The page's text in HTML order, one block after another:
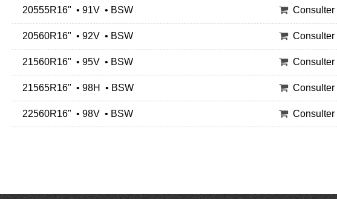
20555R16" • 91V • BSW Consulter
20560R16" • 92V • BSW Consulter
21560R16" • 95V • BSW Consulter
21565R16" • 98H • BSW Consulter
22560R16" • 98V • BSW Consulter